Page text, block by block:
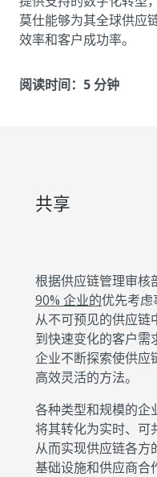
莫仕能够为其全球供应
效率和客户成功率。
阅读时间：5 分钟
根据供应链管理审核
90% 企业的优先考虑
从不可预见的供应链
到快速变化的客户需
企业不断探索使供应
高效灵活的方法。
各种类型和规模的企
将其转化为实时、可
从而实现供应链各方
基础设施和供应商合
共享